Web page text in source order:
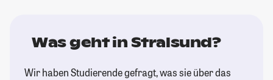
Was geht in Stralsund?
Wir haben Studierende gefragt, was sie über das